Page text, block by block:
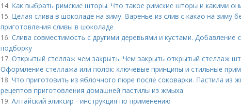
14. Как выбрать римские шторы. Что такое римские шторы и какими
15. Целая слива в шоколаде на зиму. Варенье из слив с какао на зиму
приготовления сливы в шоколаде
16. Слива совместимость с другими деревьями и кустами. Добавление
подборку
17. Открытый стеллаж чем закрыть. Чем закрыть открытый стеллаж
Оформление стеллажа или полок: ключевые принципы и стильные
18. Что приготовить из яблочного пюре после соковарки. Пастила из
рецептов приготовления домашней пастилы из жмыха
19. Алтайский эликсир - инструкция по применению